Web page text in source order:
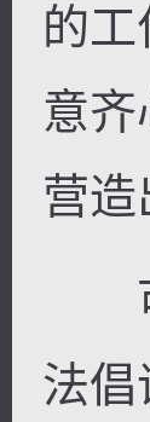
的
意
营
可
法